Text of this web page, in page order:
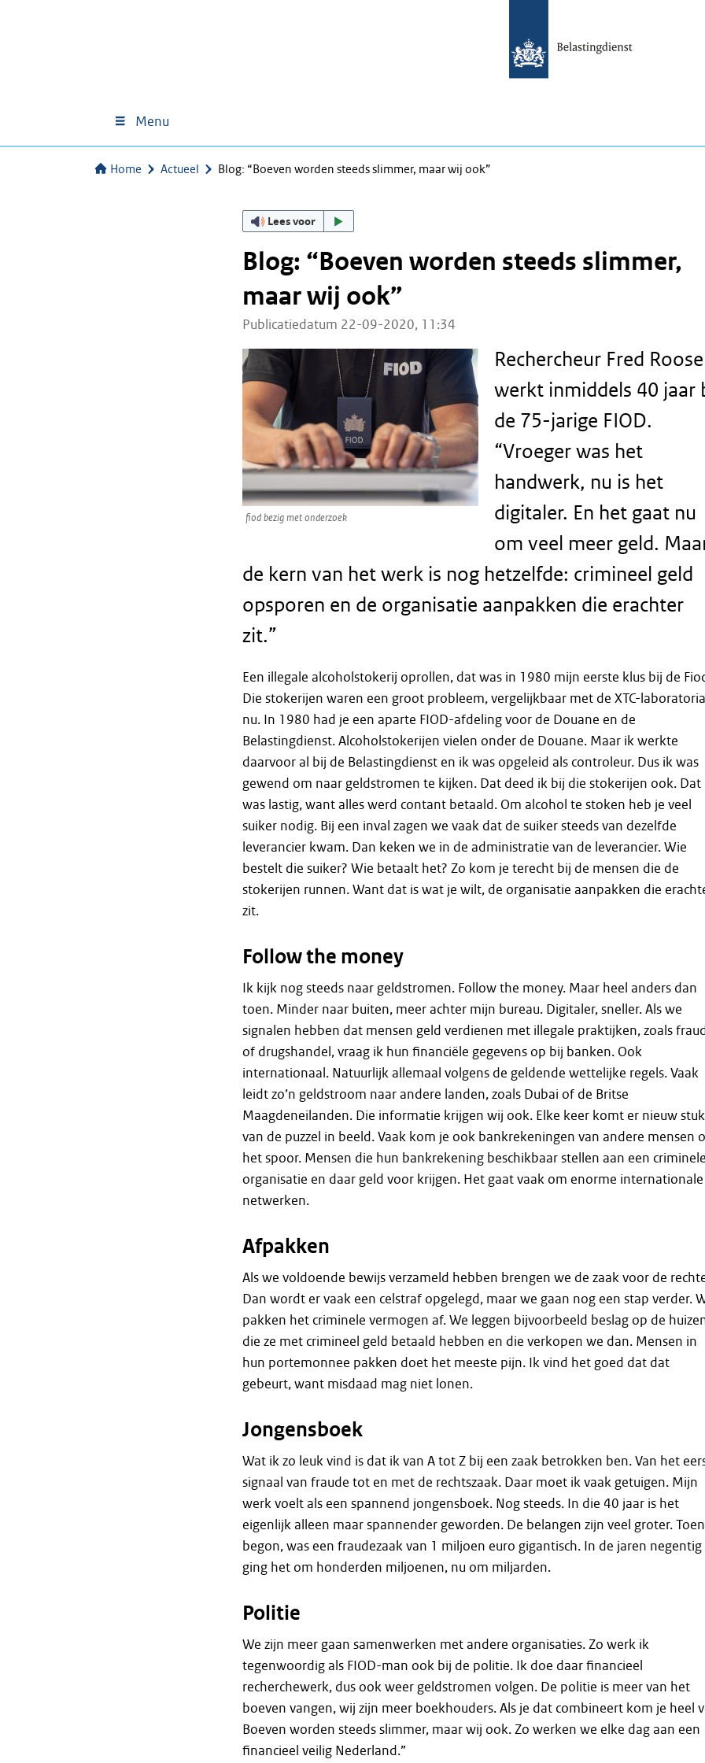
Menu
Home Actueel Blog: “Boeven worden steeds slimmer, maar wij ook”
Lees voor
Blog: “Boeven worden steeds slimmer,
maar wij ook”
Publicatiedatum 22-09-2020, 11:34
fiod bezig met onderzoek
Rechercheur Fred
werkt inmiddels 40 jaar
de 75-jarige FIOD.
“Vroeger was het
handwerk, nu is het
digitaler. En het gaat nu
om veel meer geld.
de kern van het werk is nog hetzelfde: crimineel geld
opsporen en de organisatie aanpakken die erachter
zit.”
Een illegale alcoholstokerij oprollen, dat was in 1980 mijn eerste klus bij de
Die stokerijen waren een groot probleem, vergelijkbaar met de XTC-laboratoria
nu. In 1980 had je een aparte FIOD-afdeling voor de Douane en de
Belastingdienst. Alcoholstokerijen vielen onder de Douane. Maar ik werkte
daarvoor al bij de Belastingdienst en ik was opgeleid als controleur. Dus ik was
gewend om naar geldstromen te kijken. Dat deed ik bij die stokerijen ook. Dat
was lastig, want alles werd contant betaald. Om alcohol te stoken heb je veel
suiker nodig. Bij een inval zagen we vaak dat de suiker steeds van dezelfde
leverancier kwam. Dan keken we in de administratie van de leverancier. Wie
bestelt die suiker? Wie betaalt het? Zo kom je terecht bij de mensen die de
stokerijen runnen. Want dat is wat je wilt, de organisatie aanpakken die
zit.
Follow the money
Ik kijk nog steeds naar geldstromen. Follow the money. Maar heel anders dan
toen. Minder naar buiten, meer achter mijn bureau. Digitaler, sneller. Als we
signalen hebben dat mensen geld verdienen met illegale praktijken, zoals
of drugshandel, vraag ik hun financiële gegevens op bij banken. Ook
internationaal. Natuurlijk allemaal volgens de geldende wettelijke regels. Vaak
leidt zo’n geldstroom naar andere landen, zoals Dubai of de Britse
Maagdeneilanden. Die informatie krijgen wij ook. Elke keer komt er nieuw
van de puzzel in beeld. Vaak kom je ook bankrekeningen van andere mensen
het spoor. Mensen die hun bankrekening beschikbaar stellen aan een criminele
organisatie en daar geld voor krijgen. Het gaat vaak om enorme internationale
netwerken.
Afpakken
Als we voldoende bewijs verzameld hebben brengen we de zaak voor de
Dan wordt er vaak een celstraf opgelegd, maar we gaan nog een stap verder.
pakken het criminele vermogen af. We leggen bijvoorbeeld beslag op de
die ze met crimineel geld betaald hebben en die verkopen we dan. Mensen in
hun portemonnee pakken doet het meeste pijn. Ik vind het goed dat dat
gebeurt, want misdaad mag niet lonen.
Jongensboek
Wat ik zo leuk vind is dat ik van A tot Z bij een zaak betrokken ben. Van het
signaal van fraude tot en met de rechtszaak. Daar moet ik vaak getuigen. Mijn
werk voelt als een spannend jongensboek. Nog steeds. In die 40 jaar is het
eigenlijk alleen maar spannender geworden. De belangen zijn veel groter.
begon, was een fraudezaak van 1 miljoen euro gigantisch. In de jaren negentig
ging het om honderden miljoenen, nu om miljarden.
Politie
We zijn meer gaan samenwerken met andere organisaties. Zo werk ik
tegenwoordig als FIOD-man ook bij de politie. Ik doe daar financieel
recherchewerk, dus ook weer geldstromen volgen. De politie is meer van het
boeven vangen, wij zijn meer boekhouders. Als je dat combineert kom je heel
Boeven worden steeds slimmer, maar wij ook. Zo werken we elke dag aan een
financieel veilig Nederland.”